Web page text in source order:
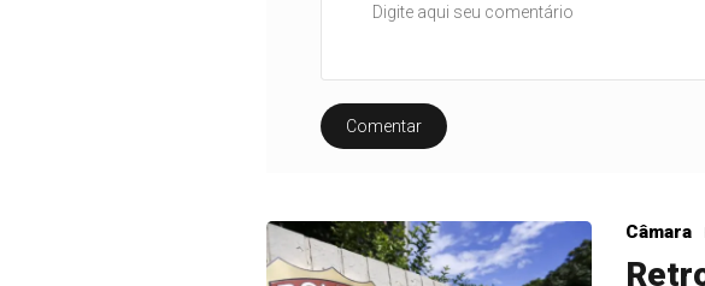
Comentar
Câmara